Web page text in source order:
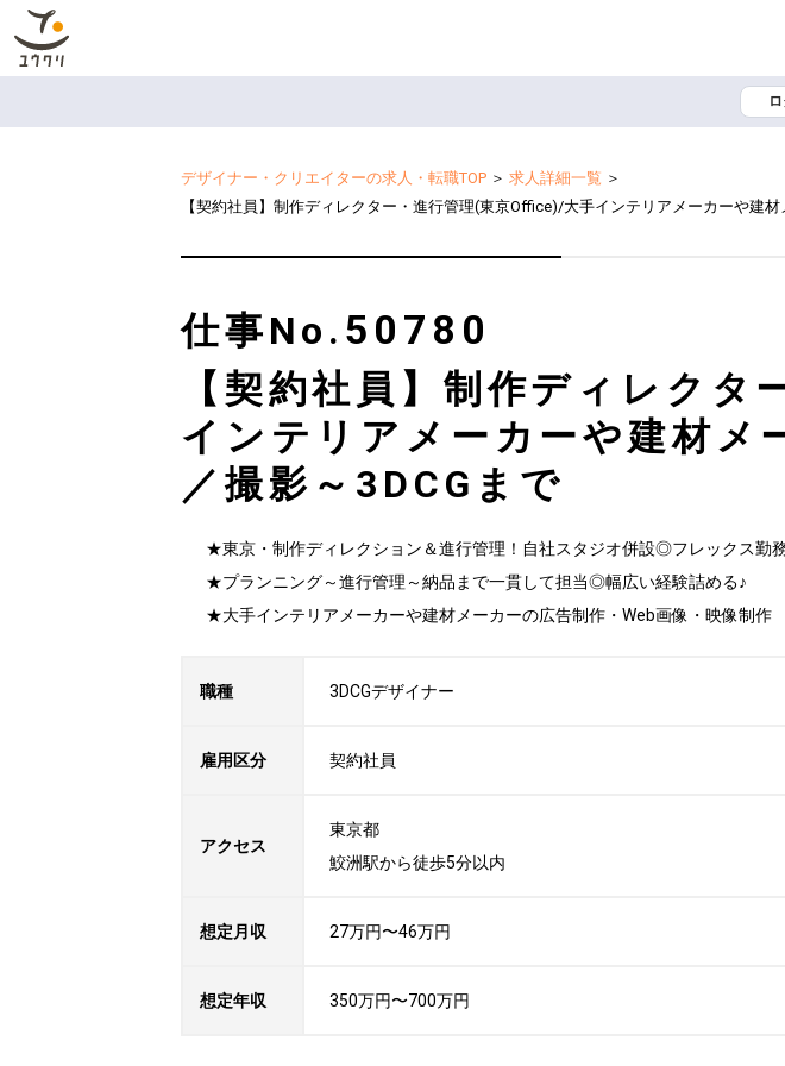
デザイナー・クリエイターの求人・転職TOP ＞ 求人詳細一覧 ＞
【契約社員】制作ディレクター・進行管理(東京Office)/大手インテリアメーカーや建
仕事No. 50780
【契約社員】制作ディレク
インテリアメーカーや建材メ
／撮影～3DCGまで
★東京・制作ディレクション＆進行管理！自社スタジオ併設◎フレックス勤
★プランニング～進行管理～納品まで一貫して担当◎幅広い経験詰める♪
★大手インテリアメーカーや建材メーカーの広告制作・Web画像・映像制作
職種 3DCGデザイナー
雇用区分 契約社員
アクセス
東京都
鮫洲駅から徒歩5分以内
想定月収 27万円〜46万円
想定年収 350万円〜700万円